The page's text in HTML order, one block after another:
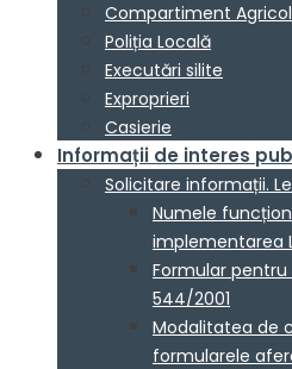
Compartiment Agricol
Poliția Locală
Executări silite
Exproprieri
Casierie
Informații de interes
Solicitare informații.
Numele
implementarea
Formular pentru
544/2001
Modalitatea de
formularele